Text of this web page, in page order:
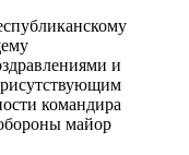
и
командира
майор